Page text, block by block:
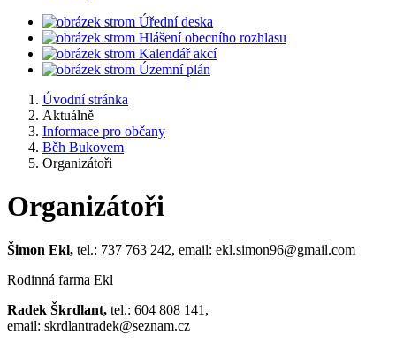
Úřední deska
Hlášení obecního rozhlasu
Kalendář akcí
Územní plán
Úvodní stránka
Aktuálně
Informace pro občany
Běh Bukovem
Organizátoři
Organizátoři
Šimon Ekl, tel.: 737 763 242, email: ekl.simon96@gmail.com
Rodinná farma Ekl
Radek Škrdlant, tel.: 604 808 141,
email: skrdlantradek@seznam.cz